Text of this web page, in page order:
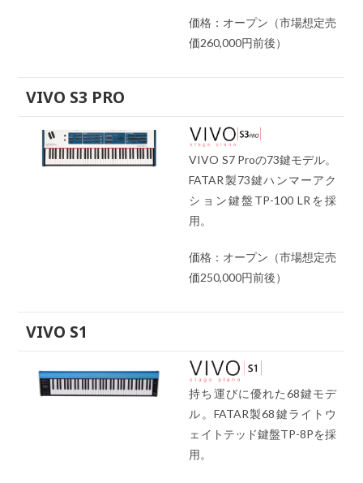
価格：オープン（市場想定売
価260,000円前後）
VIVO S3 PRO
VIVO S7 Proの73鍵モデル。
FATAR製73鍵ハンマーアク
ション鍵盤TP-100 LRを採
用。
価格：オープン（市場想定売
価250,000円前後）
VIVO S1
持ち運びに優れた68鍵モデ
ル。FATAR製68鍵ライトウ
ェイトテッド鍵盤TP-8Pを採
用。